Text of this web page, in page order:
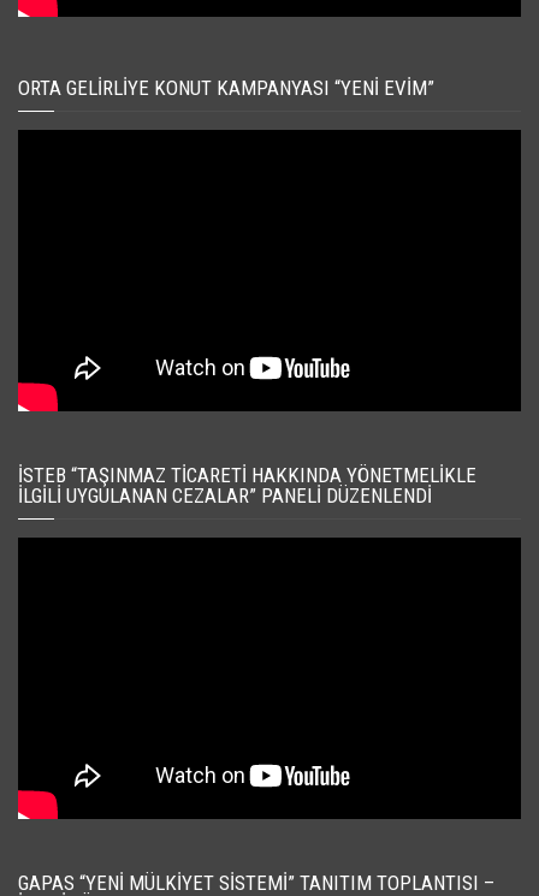
ORTA GELIRLIYE KONUT KAMPANYASI “YENI EVIM”
İSTEB “TAŞINMAZ TICARETI HAKKINDA YÖNETMELIKLE
İLGILI UYGULANAN CEZALAR” PANELI DÜZENLENDI
GAPAS “YENI MÜLKIYET SISTEMI” TANITIM TOPLANTISI –